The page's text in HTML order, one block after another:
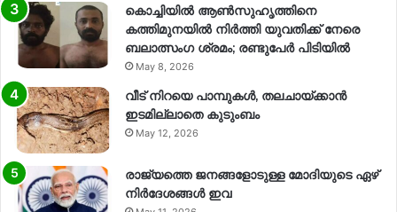
കൊച്ചിയിൽ ആൺസുഹൃത്തിനെ
കത്തിമുനയിൽ നിർത്തി യുവതിക്ക് നേരെ
ബലാത്സംഗ​ ശ്രമം; രണ്ടുപേർ പിടിയിൽ
May 8, 2026
വീട് നിറയെ പാമ്പുകൾ, തലചായ്ക്കാൻ
ഇടമില്ലാതെ കുടുംബം
May 12, 2026
രാജ്യത്തെ ജനങ്ങളോടുള്ള മോദിയുടെ ഏഴ്
നിര്‍ദേശങ്ങള്‍ ഇവ